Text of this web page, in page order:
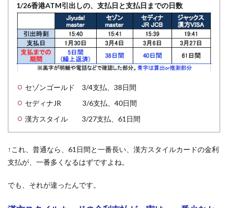
1/26香港ATM引出しの、支払日と支払日までの日数
セゾンゴールド 3/4支払、38日間
セディナJR 3/6支払、40日間
漢方スタイル 3/27支払、61日間
↑これ、普通なら、61日間と一番長い、漢方スタイルカードの金利
支払が、一番多くなるはずですよね。
でも、それが違ったんです。